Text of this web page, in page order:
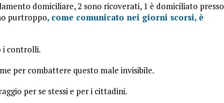
domiciliare, 2 sono ricoverati, 1 è domiciliato presso
purtroppo, come comunicato nei giorni scorsi, è
i controlli.
per combattere questo male invisibile.
per se stessi e per i cittadini.